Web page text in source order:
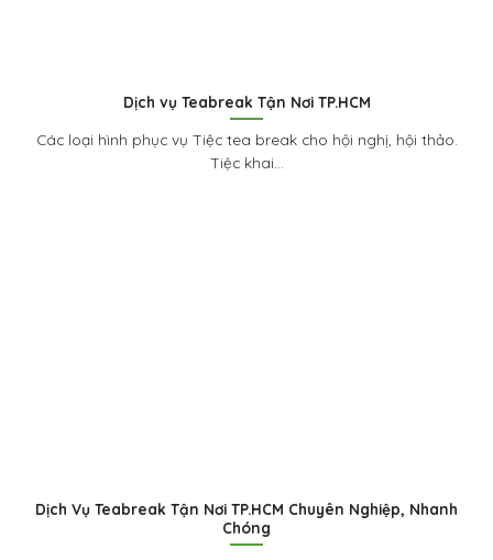
Dịch vụ Teabreak Tận Nơi TP.HCM
Các loại hình phục vụ Tiệc tea break cho hội nghị, hội thảo.
Tiệc khai...
Dịch Vụ Teabreak Tận Nơi TP.HCM Chuyên Nghiệp, Nhanh
Chóng